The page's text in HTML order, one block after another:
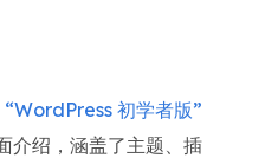
初学者版”
介绍，涵盖了主题、插